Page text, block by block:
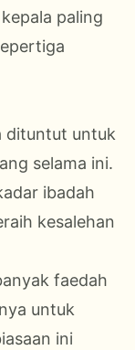
paling
dituntut untuk
selama ini.
ibadah
kesalehan
faedah
untuk
ini